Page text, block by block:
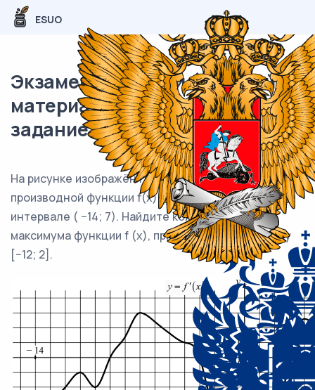
ESUO
Экзаменационный (типовой)
материал ЕГЭ / профиль / 08
задание (24) / 61
На рисунке изображён график функции y=f'(x) —
производной функции f(x), определённой на
интервале ( −14; 7). Найдите количество точек
максимума функции f (x), принадлежащих отрезку
[−12; 2].